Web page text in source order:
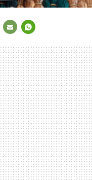
MAIL